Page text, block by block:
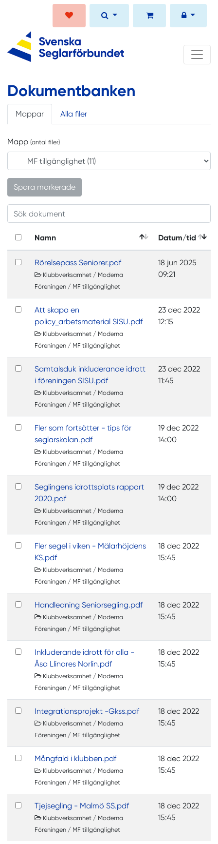
Dokumentbanken
Mappar Alla filer
Mapp (antal filer)
Spara markerade
Sök dokument
Namn Datum/tid
Rörelsepass Seniorer.pdf
Klubbverksamhet / Moderna
Föreningen / MF tillgänglighet
18 jun 2025
09:21
Att skapa en
policy_arbetsmaterial SISU.pdf
Klubbverksamhet / Moderna
Föreningen / MF tillgänglighet
23 dec 2022
12:15
Samtalsduk inkluderande idrott
i föreningen SISU.pdf
Klubbverksamhet / Moderna
Föreningen / MF tillgänglighet
23 dec 2022
11:45
Fler som fortsätter - tips för
seglarskolan.pdf
Klubbverksamhet / Moderna
Föreningen / MF tillgänglighet
19 dec 2022
14:00
Seglingens idrottsplats rapport
2020.pdf
Klubbverksamhet / Moderna
Föreningen / MF tillgänglighet
19 dec 2022
14:00
Fler segel i viken - Mälarhöjdens
KS.pdf
Klubbverksamhet / Moderna
Föreningen / MF tillgänglighet
18 dec 2022
15:45
Handledning Seniorsegling.pdf
Klubbverksamhet / Moderna
Föreningen / MF tillgänglighet
18 dec 2022
15:45
Inkluderande idrott för alla -
Åsa Llinares Norlin.pdf
Klubbverksamhet / Moderna
Föreningen / MF tillgänglighet
18 dec 2022
15:45
Integrationsprojekt -Gkss.pdf
Klubbverksamhet / Moderna
Föreningen / MF tillgänglighet
18 dec 2022
15:45
Mångfald i klubben.pdf
Klubbverksamhet / Moderna
Föreningen / MF tillgänglighet
18 dec 2022
15:45
Tjejsegling - Malmö SS.pdf
Klubbverksamhet / Moderna
Föreningen / MF tillgänglighet
18 dec 2022
15:45